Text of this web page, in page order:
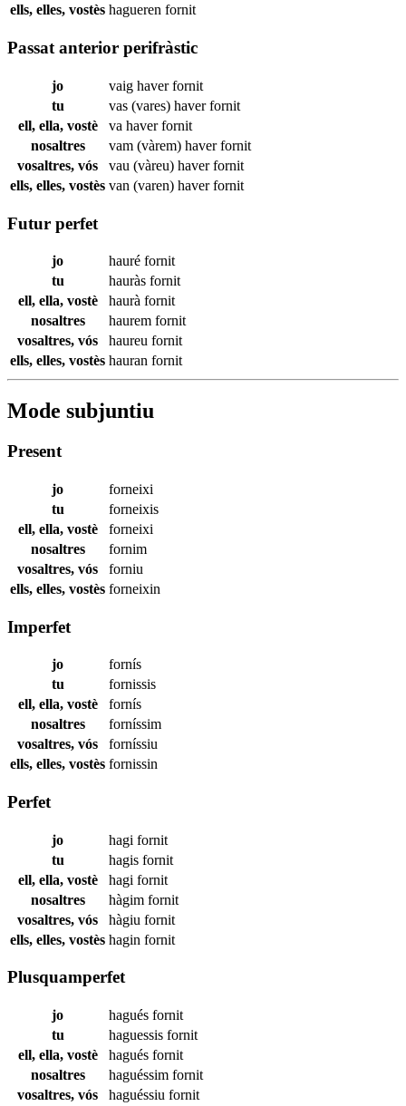
ells, elles, vostès hagueren fornit
Passat anterior perifràstic
jo vaig haverfornit
tu
vas (vares) haverfornit
ell, ella, vostè
va haverfornit
nosaltres
vam (vàrem) haverfornit
vosaltres, vós
vau (vàreu) haverfornit
ells, elles, vostès van (varen) haverfornit
Futur perfet
jo hauré fornit
tu
hauràs fornit
ell, ella, vostè
haurà fornit
nosaltres
haurem fornit
vosaltres, vós
haureu fornit
ells, elles, vostès hauran fornit
Mode subjuntiu
Present
jo
forneixi
tu
forneixis
ell, ella, vostè
forneixi
nosaltres
fornim
vosaltres, vós
forniu
ells, elles, vostès forneixin
Imperfet
jo
fornís
tu
fornissis
ell, ella, vostè
fornís
nosaltres
forníssim
vosaltres, vós
forníssiu
ells, elles, vostès fornissin
Perfet
jo hagi fornit
tu
hagis fornit
ell, ella, vostè
hagi fornit
nosaltres
hàgim fornit
vosaltres, vós
hàgiu fornit
ells, elles, vostès hagin fornit
Plusquamperfet
jo hagués fornit
tu
haguessis fornit
ell, ella, vostè
hagués fornit
nosaltres
haguéssim fornit
vosaltres, vós
haguéssiu fornit